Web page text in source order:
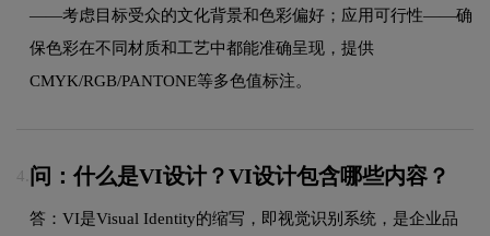
——考虑目标受众的文化背景和色彩偏好；应用可行性——确
保色彩在不同材质和工艺中都能准确呈现，提供
CMYK/RGB/PANTONE等多色值标注。
4. 问：什么是VI设计？VI设计包含哪些内容？
答：VI是Visual Identity的缩写，即视觉识别系统，是企业品